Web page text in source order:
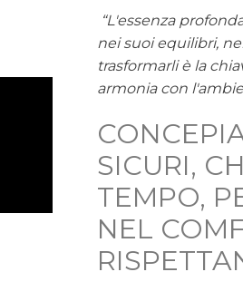
“L'essenza
nei suoi equilibri,
trasformarli è la
armonia con
SICURI,
TEMPO,
NEL